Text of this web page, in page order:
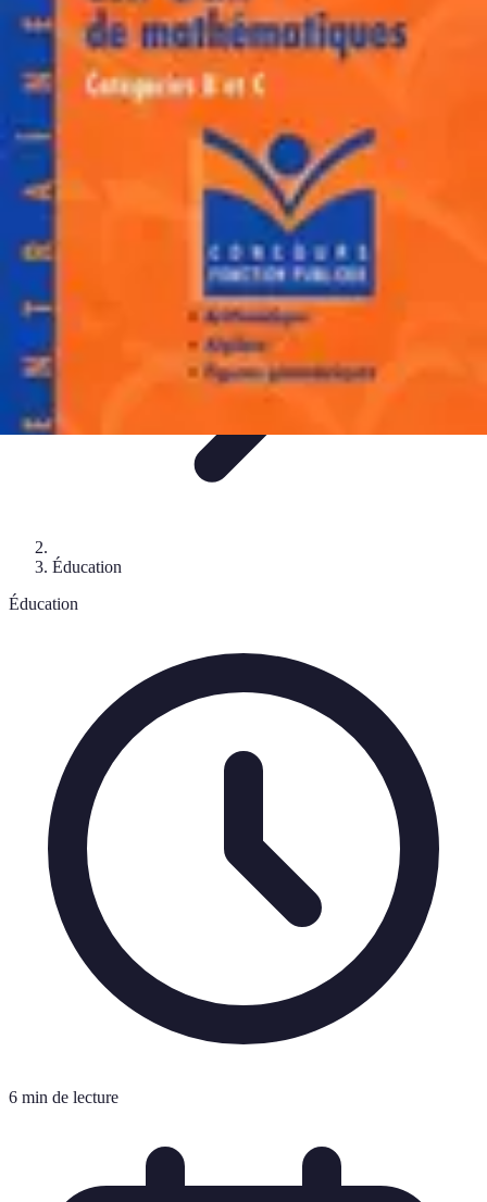
Atlas Géographique
Tendances
Perception et UtilisationGuide d'achatÉducation et
ApprentissageAtlas Thématiques
Éducation
Éducation
6 min de lecture